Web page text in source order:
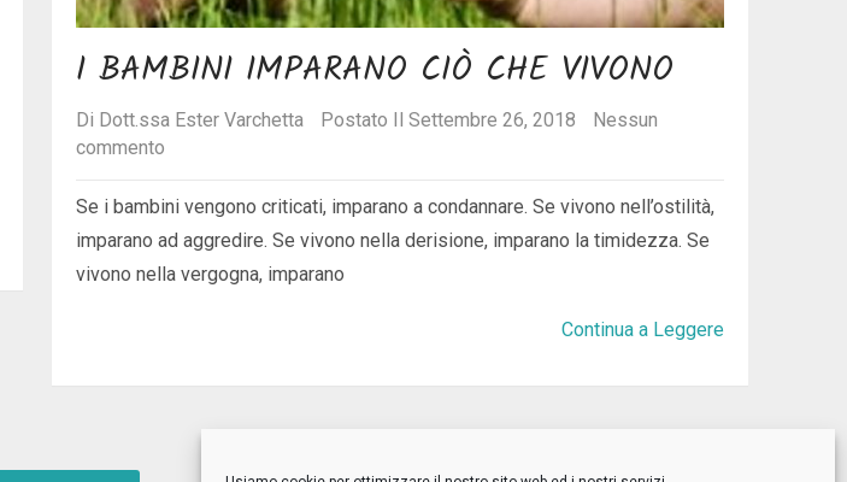
I BAMBINI IMPARANO CIÒ CHE VIVONO
Di Dott.ssa Ester Varchetta Postato Il Settembre 26, 2018
Nessun
commento
Se i bambini vengono criticati, imparano a condannare. Se vivono nell’ostilità,
imparano ad aggredire. Se vivono nella derisione, imparano la timidezza. Se
vivono nella vergogna, imparano
Continua a Leggere